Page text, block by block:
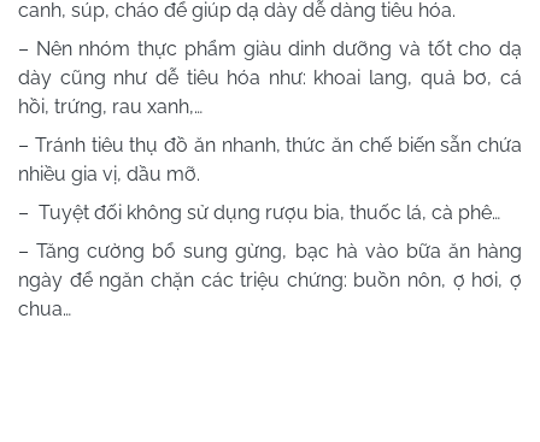
canh, súp, cháo để giúp dạ dày dễ dàng tiêu hóa.
– Nên nhóm thực phẩm giàu dinh dưỡng và tốt cho dạ
dày cũng như dễ tiêu hóa như: khoai lang, quả bơ, cá
hồi, trứng, rau xanh,…
– Tránh tiêu thụ đồ ăn nhanh, thức ăn chế biến sẵn chứa
nhiều gia vị, dầu mỡ.
– Tuyệt đối không sử dụng rượu bia, thuốc lá, cà phê…
– Tăng cường bổ sung gừng, bạc hà vào bữa ăn hàng
ngày để ngăn chặn các triệu chứng: buồn nôn, ợ hơi, ợ
chua…